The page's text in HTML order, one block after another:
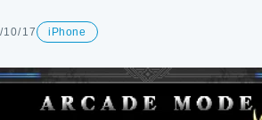
10/17 iPhone